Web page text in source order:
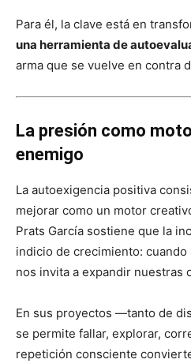
Para él, la clave está en
una herramienta de
arma que se vuelve en contra
La presión como
enemigo
La autoexigencia positiva
mejorar como un motor
Prats García sostiene que la
indicio de crecimiento:
nos invita a expandir nuestras
En sus proyectos —tanto de
se permite fallar, explorar,
repetición consciente